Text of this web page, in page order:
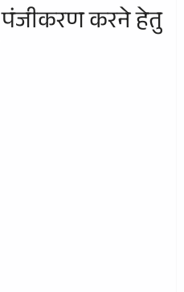
पंजीकरण करने हेतु